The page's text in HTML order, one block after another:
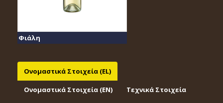
Φιάλη
Ονομαστικά Στοιχεία (EL)
Ονομαστικά Στοιχεία (EΝ) Τεχνικά Στοιχεία